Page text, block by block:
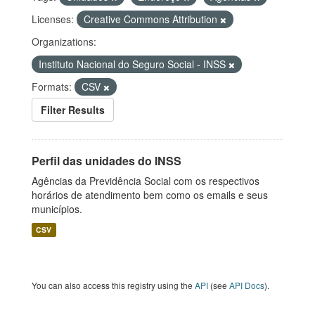
Licenses:
Creative Commons Attribution
Organizations:
Instituto Nacional do Seguro Social - INSS
Formats:
CSV
Filter Results
Perfil das unidades do INSS
Agências da Previdência Social com os respectivos
horários de atendimento bem como os emails e seus
municípios.
CSV
You can also access this registry using the API (see API Docs).